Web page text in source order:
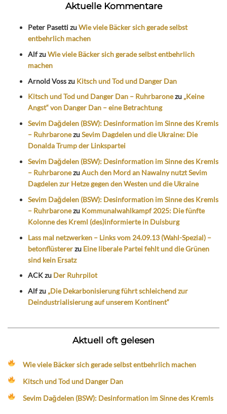
Aktuelle Kommentare
Peter PasettizuWie viele Bäcker sich gerade selbst
entbehrlich machen
AlfzuWie viele Bäcker sich gerade selbst entbehrlich
machen
Arnold Vosszu Kitsch und Tod und Danger Dan
Kitsch und Tod und Danger Dan – Ruhrbaronezu „Keine
Angst“ von Danger Dan – eine Betrachtung
Sevim Dağdelen (BSW): Desinformation im Sinne des Kremls
– RuhrbaronezuSevim Dagdelen und die Ukraine: Die
Donalda Trump der Linkspartei
Sevim Dağdelen (BSW): Desinformation im Sinne des Kremls
– RuhrbaronezuAuch den Mord an Nawalny nutzt Sevim
Dagdelen zur Hetze gegen den Westen und die Ukraine
Sevim Dağdelen (BSW): Desinformation im Sinne des Kremls
– Ruhrbaronezu Kommunalwahlkampf 2025: Die fünfte
Kolonne des Kreml (des)informierte in Duisburg
Lass mal netzwerken – Links vom 24.09.13 (Wahl-Spezial) –
betonflüstererzu Eine liberale Partei fehlt und die Grünen
sind kein Ersatz
ACKzu Der Ruhrpilot
Alfzu „Die Dekarbonisierung führt schleichend zur
Deindustrialisierung auf unserem Kontinent“
Aktuell oft gelesen
Wie viele Bäcker sich gerade selbst entbehrlich machen
Kitsch und Tod und Danger Dan
Sevim Dağdelen (BSW): Desinformation im Sinne des Kremls